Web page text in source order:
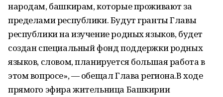
народам, башкирам, которые проживают за
пределами республики. Будут гранты Главы
республики на изучение родных языков, будет
создан специальный фонд поддержки родных
языков, словом, планируется большая работа в
этом вопросе», — обещал Глава региона.В ходе
прямого эфира жительница Башкирии